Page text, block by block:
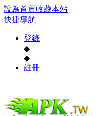
設為首頁收藏本站
快捷導航
登錄
◆
◆
註冊